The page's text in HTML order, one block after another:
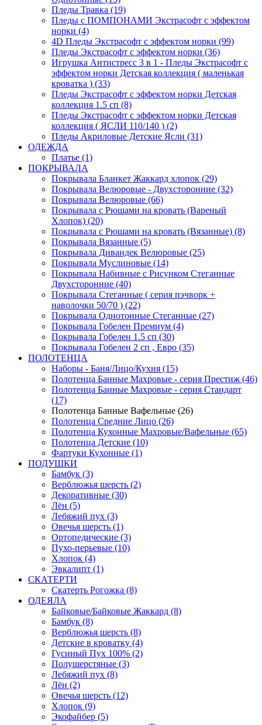
Пледы Травка (19)
Пледы с ПОМПОНАМИ Экстрасофт с эффектом
норки (4)
4D Пледы Экстрасофт с эффектом норки (99)
Пледы Экстрасофт с эффектом норки (36)
Игрушка Антистресс 3 в 1 - Пледы Экстрасофт с
эффектом норки Детская коллекция ( маленькая
кроватка ) (33)
Пледы Экстрасофт с эффектом норки Детская
коллекция 1.5 сп (8)
Пледы Экстрасофт с эффектом норки Детская
коллекция ( ЯСЛИ 110/140 ) (2)
Пледы Акриловые Детские Ясли (31)
ОДЕЖДА
Платье (1)
ПОКРЫВАЛА
Покрывала Бланкет Жаккард хлопок (29)
Покрывала Велюровые - Двухсторонние (32)
Покрывала Велюровые (66)
Покрывала с Рюшами на кровать (Вареный
Хлопок) (20)
Покрывала с Рюшами на кровать (Вязанные) (8)
Покрывала Вязанные (5)
Покрывала Дивандек Велюровые (25)
Покрывала Муслиновые (14)
Покрывала Набивные с Рисунком Стеганные
Двухсторонние (40)
Покрывала Стеганные ( серия пэчворк +
наволочки 50/70 ) (22)
Покрывала Однотонные Стеганные (27)
Покрывала Гобелен Премиум (4)
Покрывала Гобелен 1.5 сп (30)
Покрывала Гобелен 2 сп , Евро (35)
ПОЛОТЕНЦА
Наборы - Баня/Лицо/Кухня (15)
Полотенца Банные Махровые - серия Престиж (46)
Полотенца Банные Махровые - серия Стандарт
(17)
Полотенца Банные Вафельные (26)
Полотенца Средние Лицо (26)
Полотенца Кухонные Махровые/Вафельные (65)
Полотенца Детские (10)
Фартуки Кухонные (1)
ПОДУШКИ
Бамбук (3)
Верблюжья шерсть (2)
Декоративные (30)
Лён (5)
Лебяжий пух (3)
Овечья шерсть (1)
Ортопедические (3)
Пухо-перьевые (10)
Хлопок (4)
Эвкалипт (1)
СКАТЕРТИ
Скатерть Рогожка (8)
ОДЕЯЛА
Байковые/Байковые Жаккард (8)
Бамбук (8)
Верблюжья шерсть (8)
Детские в кроватку (4)
Гусиный Пух 100% (2)
Полушерстяные (3)
Лебяжий пух (8)
Лён (2)
Овечья шерсть (12)
Хлопок (9)
Экофайбер (5)